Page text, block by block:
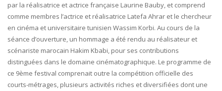
par la réalisatrice et actrice française Laurine Bauby, et comprend
comme membres l’actrice et réalisatrice Latefa Ahrar et le chercheur
en cinéma et universitaire tunisien Wassim Korbi. Au cours de la
séance d’ouverture, un hommage a été rendu au réalisateur et
scénariste marocain Hakim Kbabi, pour ses contributions
distinguées dans le domaine cinématographique. Le programme de
ce 9ème festival comprenait outre la compétition officielle des
courts-métrages, plusieurs activités riches et diversifiées dont une